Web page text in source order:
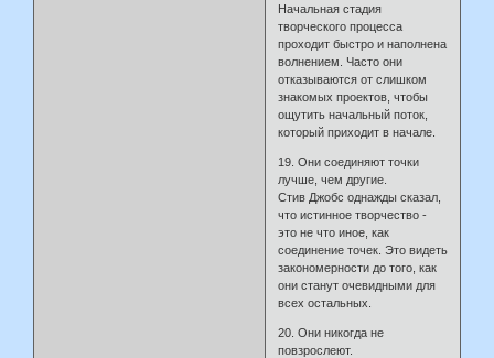
Начальная стадия
творческого процесса
проходит быстро и наполнена
волнением. Часто они
отказываются от слишком
знакомых проектов, чтобы
ощутить начальный поток,
который приходит в начале.
19. Они соединяют точки
лучше, чем другие.
Стив Джобс однажды сказал,
что истинное творчество -
это не что иное, как
соединение точек. Это видеть
закономерности до того, как
они станут очевидными для
всех остальных.
20. Они никогда не
повзрослеют.